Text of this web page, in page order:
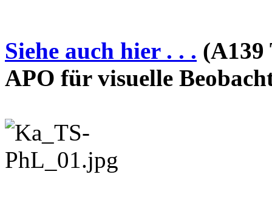
Siehe auch hier . . . (A139
APO für visuelle